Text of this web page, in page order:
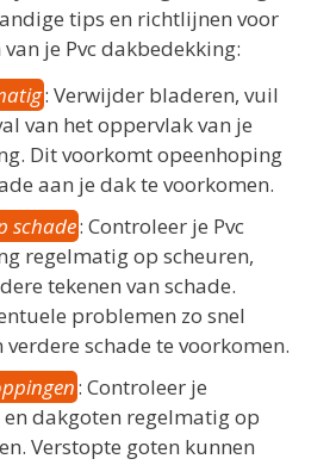
tips en richtlijnen voor
je Pvc dakbedekking:
: Verwijder bladeren, vuil
van het oppervlak van je
Dit voorkomt opeenhoping
aan je dak te voorkomen.
schade: Controleer je Pvc
regelmatig op scheuren,
tekenen van schade.
problemen zo snel
schade te voorkomen.
: Controleer je
dakgoten regelmatig op
Verstopte goten kunnen